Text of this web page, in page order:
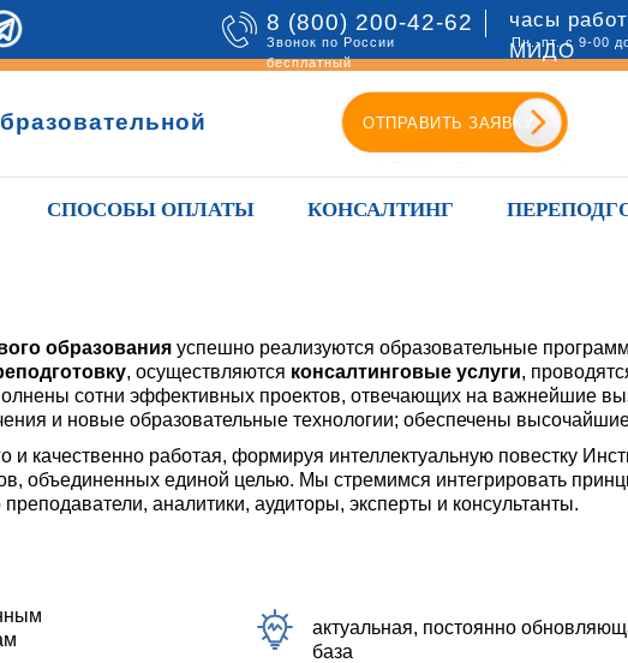
8 (800) 200-42-62
Звонок по России
бесплатный
ОТПРАВИТЬ ЗАЯВКУ
часы
МИДО
Пн.-пт. с 9-00
СПОСОБЫ ОПЛАТЫ КОНСАЛТИНГ
образования успешно реализуются образовательные
, осуществляются консалтинговые услуги,
сотни эффективных проектов, отвечающих на важнейшие
и новые образовательные технологии; обеспечены
качественно работая, формируя интеллектуальную повестку
объединенных единой целью. Мы стремимся интегрировать
аналитики, аудиторы, эксперты и консультанты.
актуальная, постоянно
база